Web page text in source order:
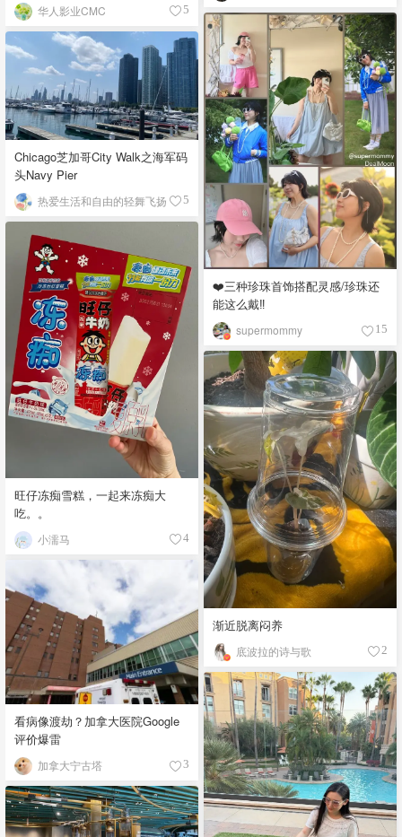
华人影业CMC 5
❤️三种珍珠首饰搭配灵感/珍珠还
能这么戴‼️
supermommy 15
Chicago芝加哥City Walk之海军码
头Navy Pier
热爱生活和自由的轻舞飞扬 5
旺仔冻痴雪糕，一起来冻痴大
吃。。
小濡马 4
渐近脱离闷养
底波拉的诗与歌 2
看病像渡劫？加拿大医院Google
评价爆雷
加拿大宁古塔 3